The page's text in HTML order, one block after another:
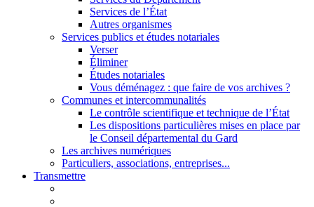
Services de l’État
Autres organismes
Services publics et études notariales
Verser
Éliminer
Études notariales
Vous déménagez : que faire de vos archives ?
Communes et intercommunalités
Le contrôle scientifique et technique de l’État
Les dispositions particulières mises en place par
le Conseil départemental du Gard
Les archives numériques
Particuliers, associations, entreprises...
Transmettre